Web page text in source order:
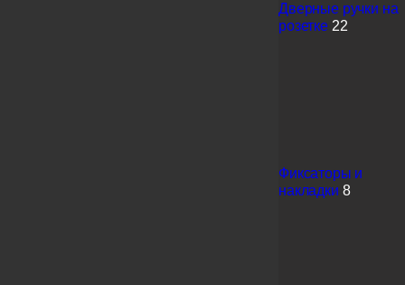
Дверные ручки на
розетке 22
Фиксаторы и
накладки 8